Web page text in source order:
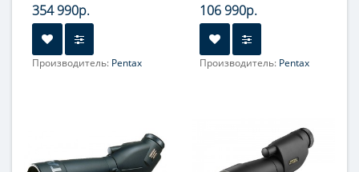
354 990р.
Производитель: Pentax
106 990р.
Производитель: Pentax